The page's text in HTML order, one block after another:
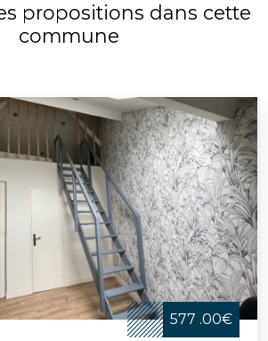
propositions dans cette
commune
577 .00€